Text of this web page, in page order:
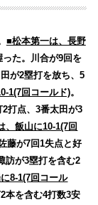
■松本第一は、長野
た。川合が9回を
が2塁打を放ち、5
1(7回コールド)。
打点、3番太田が3
、飯山に10-1(7回
藤が7回1失点と好
訪が3塁打を含む2
8-1(7回コール
本を含む4打数3安